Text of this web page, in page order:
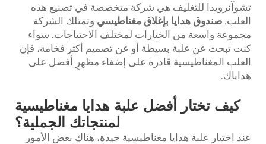
تشوآنرويدا للتغليف هي شركة متخصصة في تصنيع هذه
العلب. صندوق هدايا بإغلاق مغناطيسي وتمتلك الشركة
مجموعة واسعة من الخيارات لمختلف الاحتياجات. سواء
كنت تبحث عن علبة بسيطة أو عن تصميم أكثر فخامة، فإن
العلب المغناطيسية قادرة على إضفاء مظهرٍ أفضل على
هداياك.
كيف تختار أفضل علبة هدايا مغناطيسية
لمنتجاتك الجملية؟
عند اختيار علبة هدايا مغناطيسية جيدة، هناك بعض الأمور